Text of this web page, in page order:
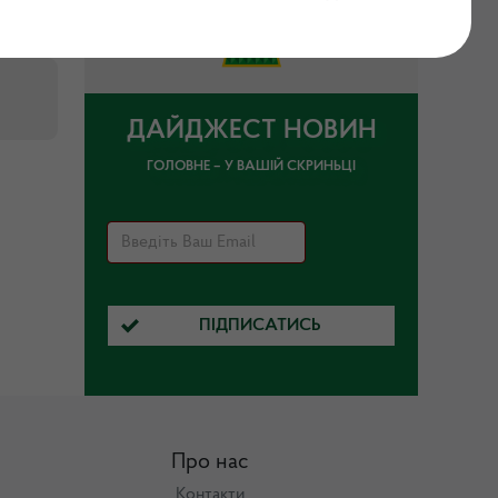
ДАЙДЖЕСТ НОВИН
ГОЛОВНЕ – У ВАШІЙ СКРИНЬЦІ
ПІДПИСАТИСЬ
Про нас